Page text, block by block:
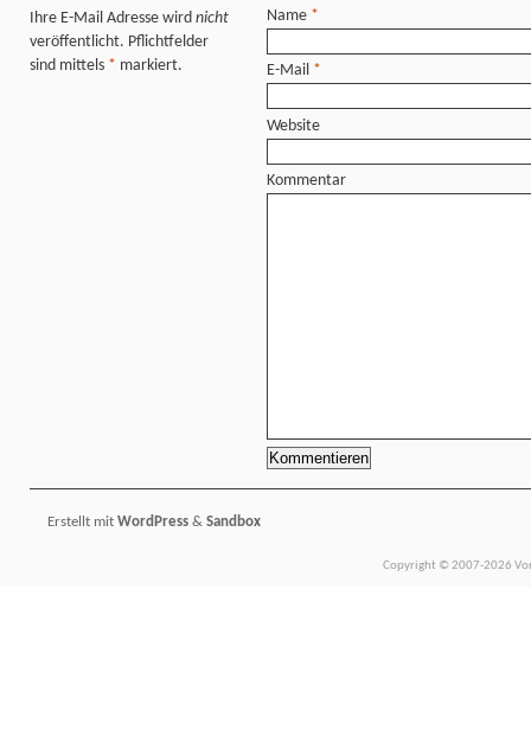
Ihre E-Mail Adresse wird nicht
veröffentlicht. Pflichtfelder
sind mittels * markiert.
Name *
E-Mail *
Website
Kommentar
Erstellt mit WordPress & Sandbox
Copyright © 2007-2026